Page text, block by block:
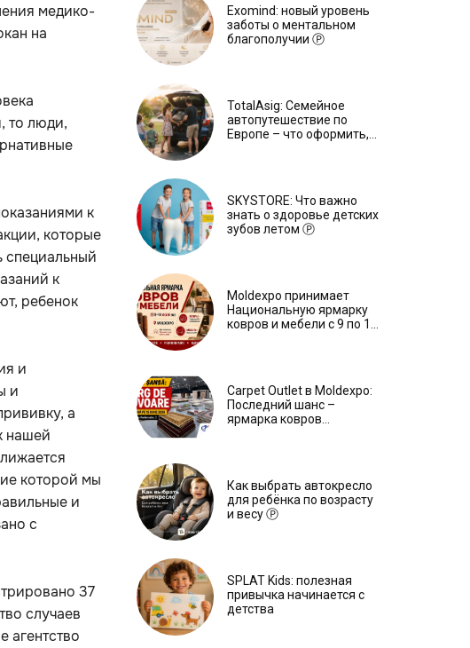
медико-
на
то люди,
к
которые
специальный
к
ребенок
и
и
а
нашей
которой мы
и
с
37
случаев
агентство
Exomind: новый уровень
заботы о ментальном
благополучии Ⓟ
TotalAsig: Семейное
автопутешествие по
Европе – что оформить,
SKYSTORE: Что важно
знать о здоровье детских
зубов летом Ⓟ
Moldexpo принимает
Национальную ярмарку
ковров и мебели с 9 по 14
Carpet Outlet в Moldexpo:
Последний шанс –
ярмарка ковров
Как выбрать автокресло
для ребёнка по возрасту
и весу Ⓟ
SPLAT Kids: полезная
привычка начинается с
детства